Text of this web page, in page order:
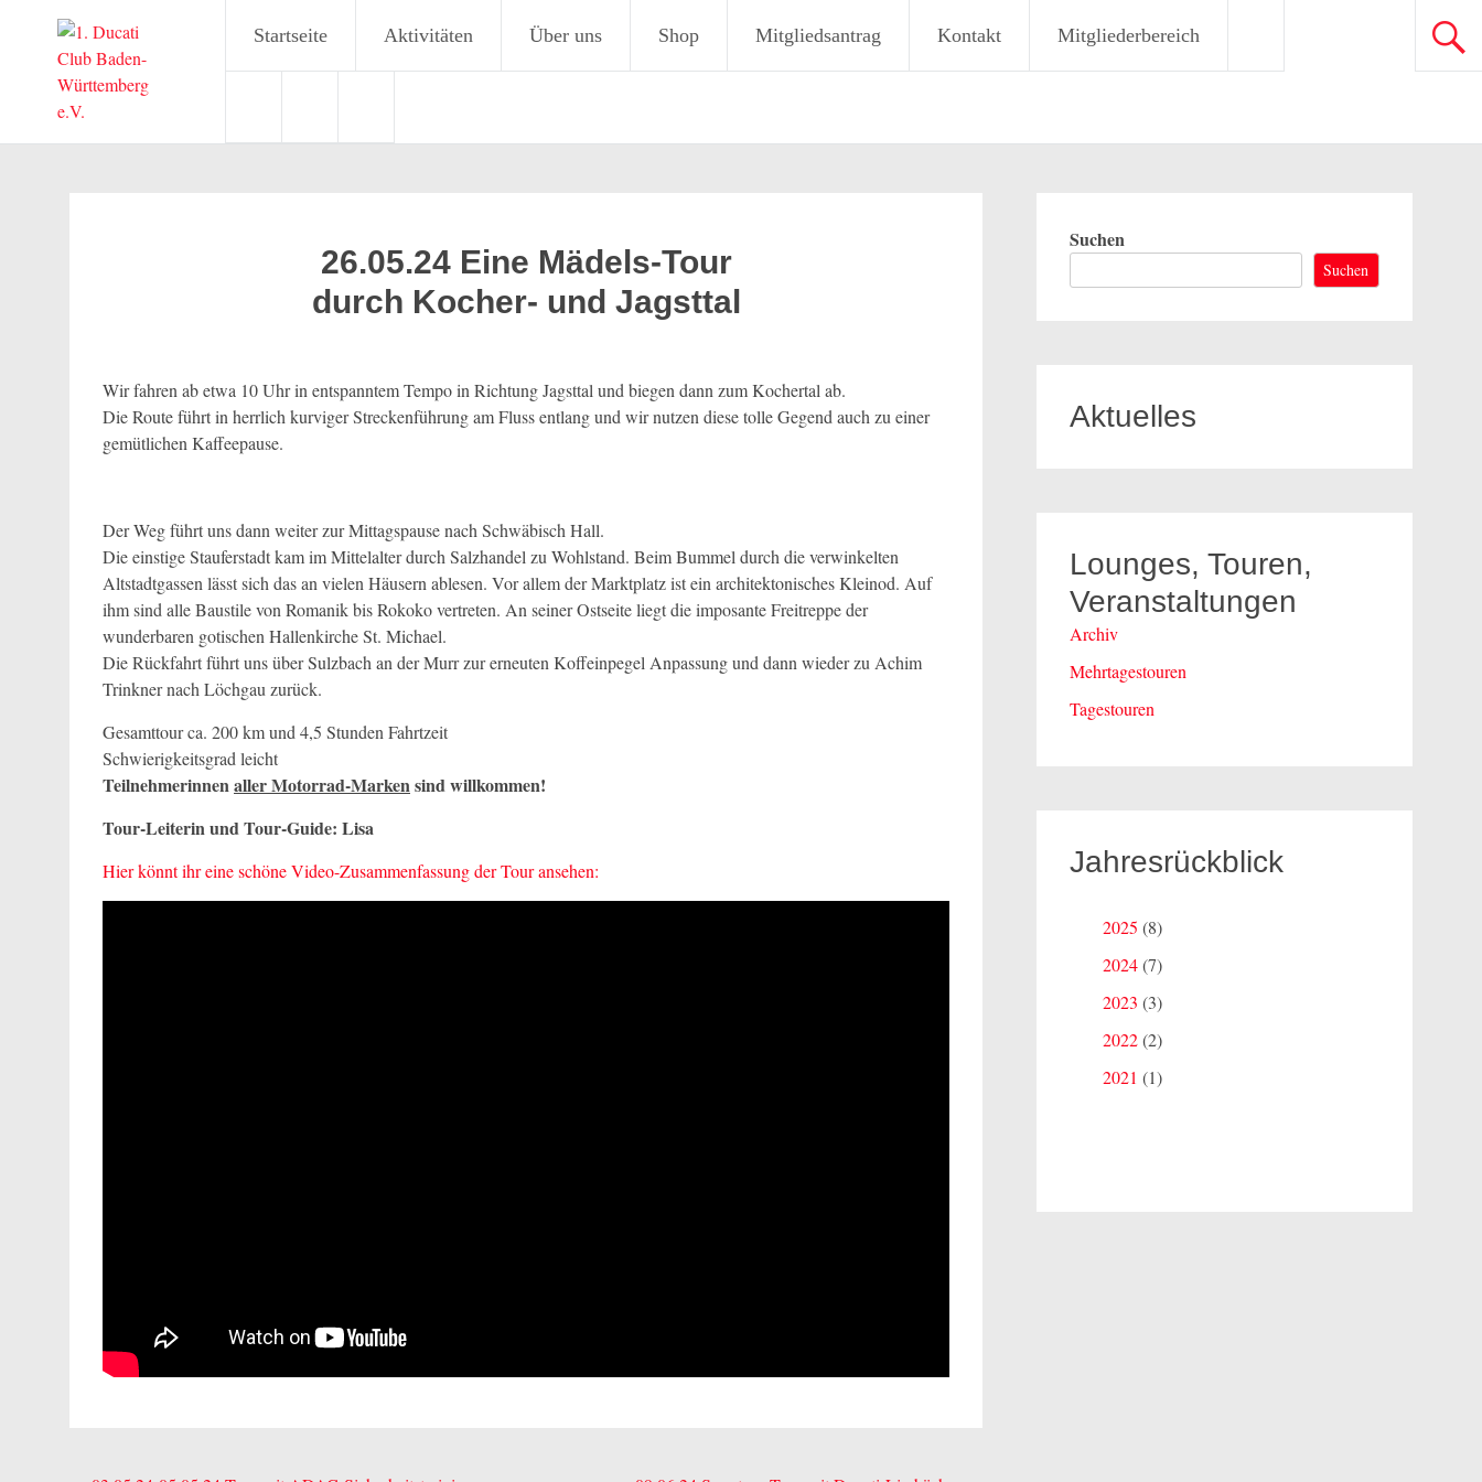
Startseite Aktivitäten Über uns Shop Mitgliedsantrag Kontakt Mitgliederbereich
26.05.24 Mädels-Tour
26.05.24 Eine Mädels-Tour
durch Kocher- und Jagsttal
Wir fahren ab etwa 10 Uhr in entspanntem Tempo in Richtung Jagsttal und biegen dann zum Kochertal ab.
Die Route führt in herrlich kurviger Streckenführung am Fluss entlang und wir nutzen diese tolle Gegend auch zu einer
gemütlichen Kaffeepause.
Der Weg führt uns dann weiter zur Mittagspause nach Schwäbisch Hall.
Die einstige Stauferstadt kam im Mittelalter durch Salzhandel zu Wohlstand. Beim Bummel durch die verwinkelten
Altstadtgassen lässt sich das an vielen Häusern ablesen. Vor allem der Marktplatz ist ein architektonisches Kleinod. Auf
ihm sind alle Baustile von Romanik bis Rokoko vertreten. An seiner Ostseite liegt die imposante Freitreppe der
wunderbaren gotischen Hallenkirche St. Michael.
Die Rückfahrt führt uns über Sulzbach an der Murr zur erneuten Koffeinpegel Anpassung und dann wieder zu Achim
Trinkner nach Löchgau zurück.
Gesamttour ca. 200 km und 4,5 Stunden Fahrtzeit
Schwierigkeitsgrad leicht
Teilnehmerinnenaller Motorrad-Markensind willkommen!
Tour-Leiterin und Tour-Guide: Lisa
Hier könnt ihr eine schöne Video-Zusammenfassung der Tour ansehen:
Suchen
Suchen
Aktuelles
Lounges, Touren,
Veranstaltungen
Archiv
Mehrtagestouren
Tagestouren
Jahresrückblick
2025 (8)
2024(7)
2023 (3)
2022(2)
2021 (1)